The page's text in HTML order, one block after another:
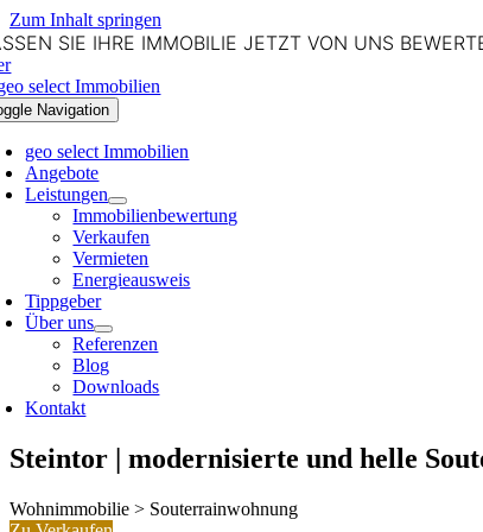
Zum Inhalt springen
SIE IHRE IMMOBILIE JETZT VON UNS
Navigation
geo select Immobilien
Angebote
Leistungen
Immobilienbewertung
Verkaufen
Vermieten
Energieausweis
Tippgeber
Über uns
Referenzen
Blog
Downloads
Kontakt
Steintor | modernisierte und helle
Wohnimmobilie > Souterrainwohnung